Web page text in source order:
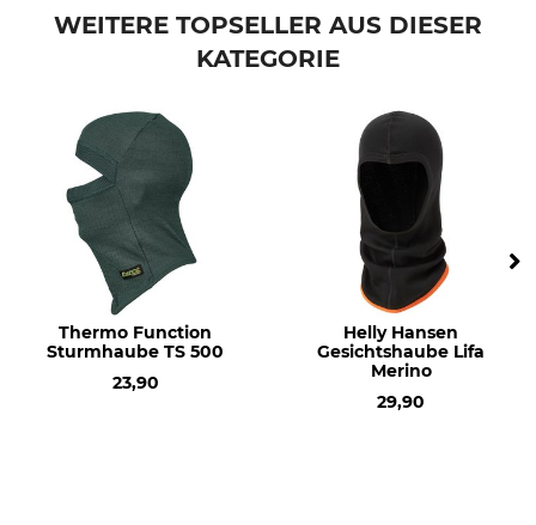
WEITERE TOPSELLER AUS DIESER
KATEGORIE
Thermo Function
Sturmhaube TS 500
23,90
Helly Hansen
Gesichtshaube Lifa
Merino
29,90